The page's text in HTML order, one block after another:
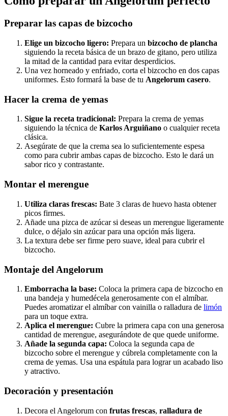
Preparar las capas de bizcocho
Elige un bizcocho ligero: Prepara un bizcocho de plancha
siguiendo la receta básica de un brazo de gitano, pero utiliza
la mitad de la cantidad para evitar desperdicios.
Una vez horneado y enfriado, corta el bizcocho en dos capas
uniformes. Esto formará la base de tu Angelorum casero.
Hacer la crema de yemas
Sigue la receta tradicional: Prepara la crema de yemas
siguiendo la técnica de Karlos Arguiñano o cualquier receta
clásica.
Asegúrate de que la crema sea lo suficientemente espesa
como para cubrir ambas capas de bizcocho. Esto le dará un
sabor rico y contrastante.
Montar el merengue
Utiliza claras frescas: Bate 3 claras de huevo hasta obtener
picos firmes.
Añade una pizca de azúcar si deseas un merengue ligeramente
dulce, o déjalo sin azúcar para una opción más ligera.
La textura debe ser firme pero suave, ideal para cubrir el
bizcocho.
Montaje del Angelorum
Emborracha la base: Coloca la primera capa de bizcocho en
una bandeja y humedécela generosamente con el almíbar.
Puedes aromatizar el almíbar con vainilla o ralladura de limón
para un toque extra.
Aplica el merengue: Cubre la primera capa con una generosa
cantidad de merengue, asegurándote de que quede uniforme.
Añade la segunda capa: Coloca la segunda capa de
bizcocho sobre el merengue y cúbrela completamente con la
crema de yemas. Usa una espátula para lograr un acabado liso
y atractivo.
Decoración y presentación
Decora el Angelorum con frutas frescas, ralladura de